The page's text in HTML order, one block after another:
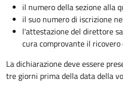
il numero della sezione alla
il suo numero di iscrizione
l'attestazione del direttore
cura comprovante il
La dichiarazione deve essere
tre giorni prima della data della